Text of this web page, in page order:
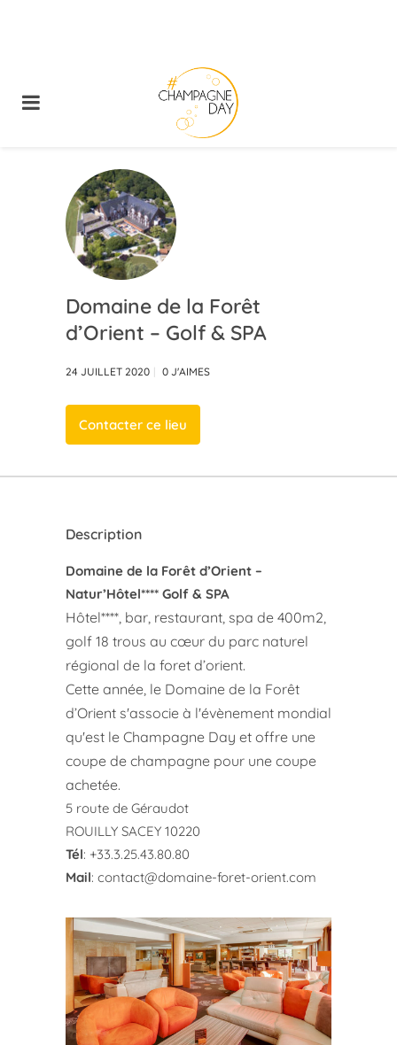
Domaine de la Forêt
d’Orient – Golf & SPA
24 JUILLET 2020 0 J'AIMES
Contacter ce lieu
Description
Domaine de la Forêt d’Orient –
Natur’Hôtel**** Golf & SPA
Hôtel****, bar, restaurant, spa de 400m2,
golf 18 trous au cœur du parc naturel
régional de la foret d’orient.
Cette année, le Domaine de la Forêt
d’Orient s'associe à l'évènement mondial
qu'est le Champagne Day et offre une
coupe de champagne pour une coupe
achetée.
5 route de Géraudot
ROUILLY SACEY 10220
Tél: +33.3.25.43.80.80
Mail: contact@domaine-foret-orient.com